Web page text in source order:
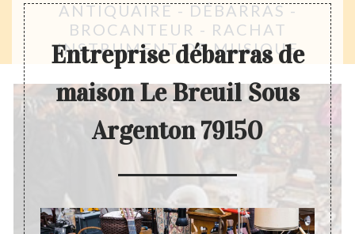
ANTIQUAIRE - DÉBARRAS -
BROCANTEUR - RACHAT
INSTRUMENT DE MUSIQUE
Entreprise débarras de
maison Le Breuil Sous
Argenton 79150